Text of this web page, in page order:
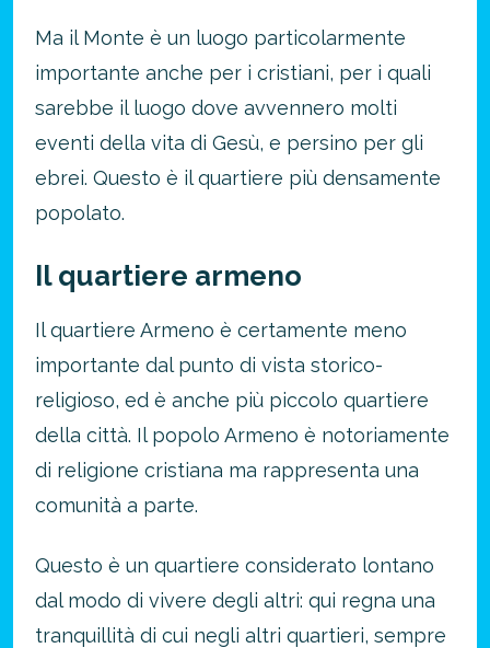
Ma il Monte è un luogo particolarmente
importante anche per i cristiani, per i quali
sarebbe il luogo dove avvennero molti
eventi della vita di Gesù, e persino per gli
ebrei. Questo è il quartiere più densamente
popolato.
Il quartiere armeno
Il quartiere Armeno è certamente meno
importante dal punto di vista storico-
religioso, ed è anche più piccolo quartiere
della città. Il popolo Armeno è notoriamente
di religione cristiana ma rappresenta una
comunità a parte.
Questo è un quartiere considerato lontano
dal modo di vivere degli altri: qui regna una
tranquillità di cui negli altri quartieri, sempre